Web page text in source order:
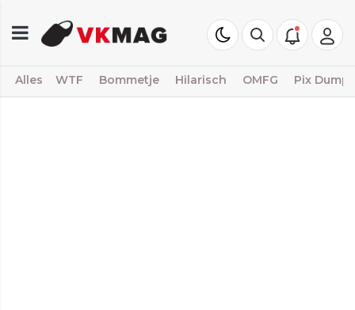
Alles WTF Bommetje Hilarisch OMFG Pix Dump